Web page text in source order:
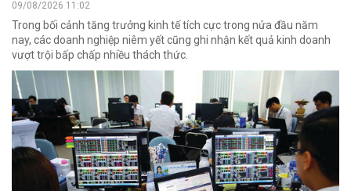
09/08/2026 11:02
Trong bối cảnh tăng trưởng kinh tế tích cực trong nửa đầu năm
nay, các doanh nghiệp niêm yết cũng ghi nhận kết quả kinh doanh
vượt trội bấp chấp nhiều thách thức.